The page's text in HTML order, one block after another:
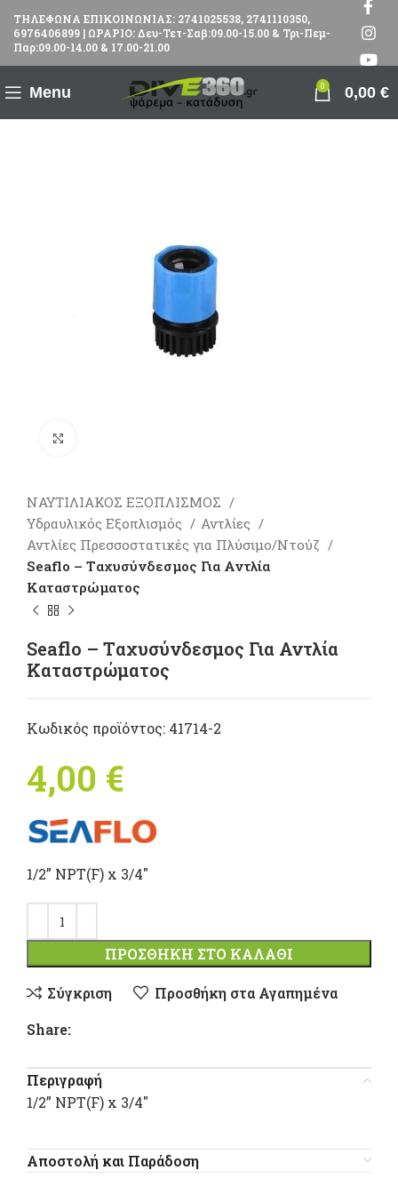
ΤΗΛΕΦΩΝΑ ΕΠΙΚΟΙΝΩΝΙΑΣ: 2741025538, 2741110350,
6976406899 | ΩΡΑΡΙΟ: Δευ-Τετ-Σαβ:09.00-15.00 & Τρι-Πεμ-
Παρ:09.00-14.00 & 17.00-21.00
Menu 0 0,00 €
ΝΑΥΤΙΛΙΑΚΟΣ ΕΞΟΠΛΙΣΜΟΣ
Υδραυλικός Εξοπλισμός
Αντλίες
Αντλίες Πρεσσοστατικές για Πλύσιμο/Ντούζ
Seaflo – Tαχυσύνδεσμος Για Αντλία
Καταστρώματος
Seaflo – Tαχυσύνδεσμος Για Αντλία
Καταστρώματος
Κωδικός προϊόντος: 41714-2
4,00 €
1/2” NPT(F) x 3/4″
ΠΡΟΣΘΉΚΗ ΣΤΟ ΚΑΛΆΘΙ
Σύγκριση
Προσθήκη στα Αγαπημένα
Share:
Περιγραφή
1/2” NPT(F) x 3/4″
Αποστολή και Παράδοση